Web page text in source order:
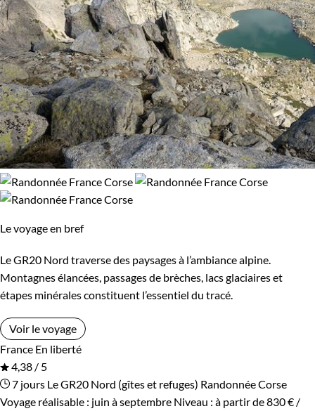
Le voyage en bref
Le GR20 Nord traverse des paysages à l’ambiance alpine.
Montagnes élancées, passages de brèches, lacs glaciaires et
étapes minérales constituent l’essentiel du tracé.
Voir le voyage
France En liberté
4,38 / 5
7 jours Le GR20 Nord (gîtes et refuges) Randonnée Corse
Voyage réalisable : juin à septembre Niveau : à partir de830 € /